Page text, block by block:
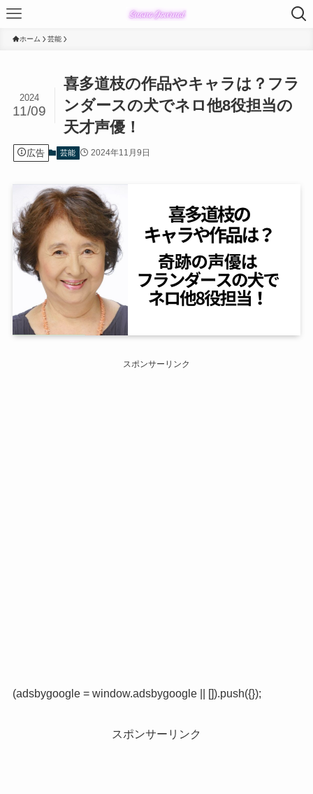
ホーム 芸能
喜多道枝の作品やキャラは？フラ
ンダースの犬でネロ他8役担当の
天才声優！
2024
11/09
広告 芸能 2024年11月9日
スポンサーリンク
(adsbygoogle = window.adsbygoogle || []).push({});
スポンサーリンク